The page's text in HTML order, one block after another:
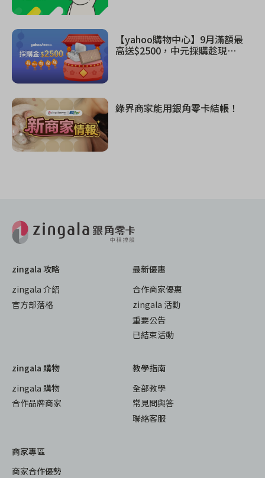
【yahoo購物中心】9月滿額最
高送$2500，中元採購趁現
綠界商家能用銀角零卡結帳！
zingala 攻略
zingala 介紹
官方部落格
最新優惠
合作商家優惠
zingala 活動
重要公告
已結束活動
zingala 購物
zingala 購物
合作品牌商家
教學指南
全部教學
常見問與答
聯絡客服
商家專區
商家合作優勢